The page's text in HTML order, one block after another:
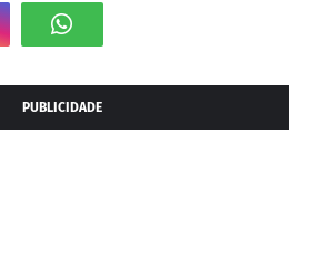
PUBLICIDADE